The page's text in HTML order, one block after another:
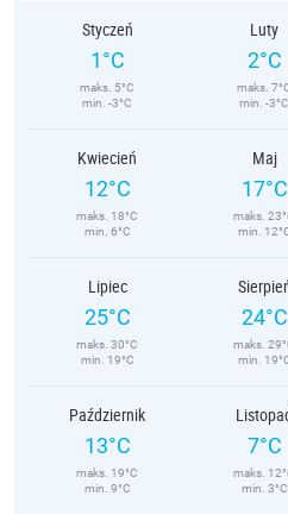
Styczeń
1°C
maks. 5°C
min. -3°C
Luty
2°C
maks.
min. -3°C
Kwiecień
12°C
maks. 18°C
min. 6°C
Maj
17°C
maks.
min.
Lipiec
25°C
maks. 30°C
min. 19°C
24°C
maks.
min.
Październik
13°C
maks. 19°C
min. 9°C
7°C
maks.
min. 3°C